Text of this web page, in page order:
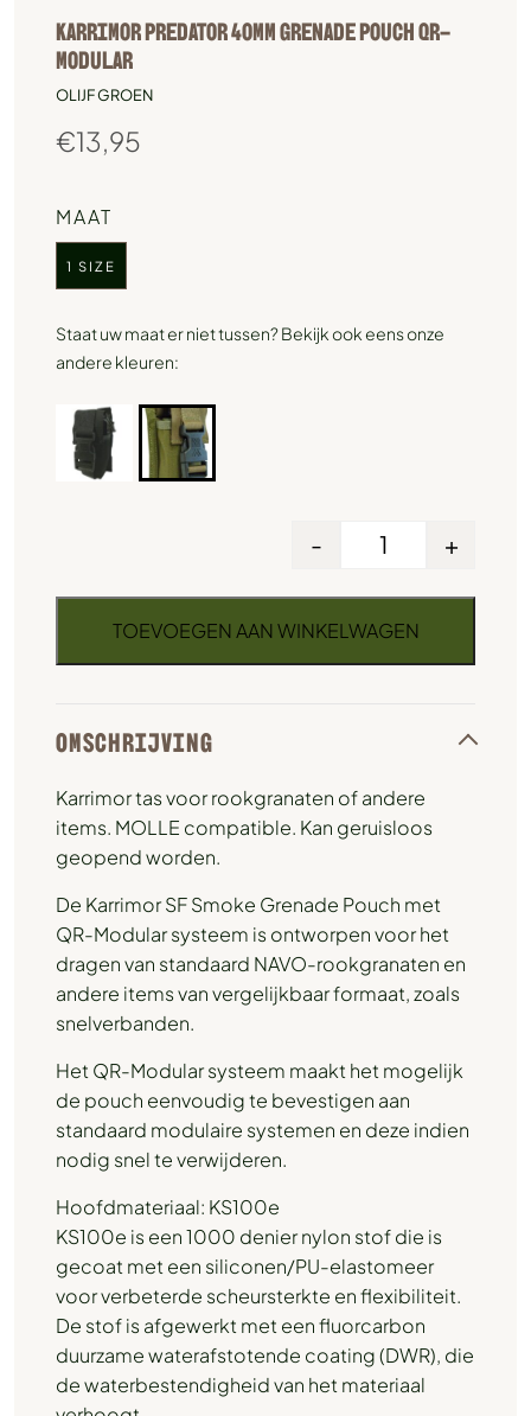
KARRIMOR PREDATOR 40MM GRENADE POUCH QR-
MODULAR
OLIJF GROEN
€13,95
MAAT
1 SIZE
Staat uw maat er niet tussen? Bekijk ook eens onze
andere kleuren:
- +
TOEVOEGEN AAN WINKELWAGEN
OMSCHRIJVING
Karrimor tas voor rookgranaten of andere
items. MOLLE compatible. Kan geruisloos
geopend worden.
De Karrimor SF Smoke Grenade Pouch met
QR-Modular systeem is ontworpen voor het
dragen van standaard NAVO-rookgranaten en
andere items van vergelijkbaar formaat, zoals
snelverbanden.
Het QR-Modular systeem maakt het mogelijk
de pouch eenvoudig te bevestigen aan
standaard modulaire systemen en deze indien
nodig snel te verwijderen.
Hoofdmateriaal: KS100e
KS100e is een 1000 denier nylon stof die is
gecoat met een siliconen/PU-elastomeer
voor verbeterde scheursterkte en flexibiliteit.
De stof is afgewerkt met een fluorcarbon
duurzame waterafstotende coating (DWR), die
de waterbestendigheid van het materiaal